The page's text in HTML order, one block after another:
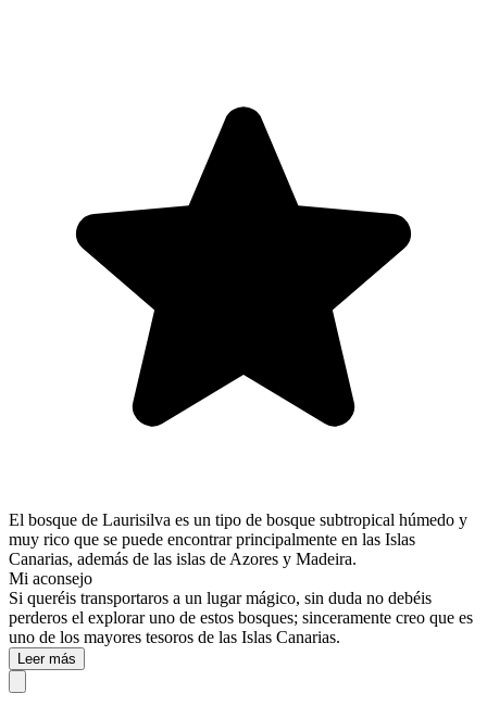
El bosque de Laurisilva es un tipo de bosque subtropical húmedo y
muy rico que se puede encontrar principalmente en las Islas
Canarias, además de las islas de Azores y Madeira.
Mi aconsejo
Si queréis transportaros a un lugar mágico, sin duda no debéis
perderos el explorar uno de estos bosques; sinceramente creo que es
uno de los mayores tesoros de las Islas Canarias.
Leer más